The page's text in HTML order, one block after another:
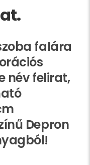
falára
név felirat,
Depron